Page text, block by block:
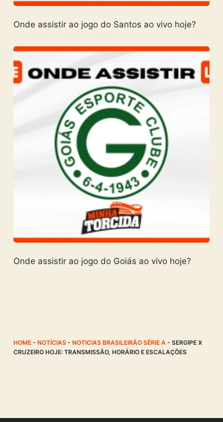
Onde assistir ao jogo do Santos ao vivo hoje?
Onde assistir ao jogo do Goiás ao vivo hoje?
HOME- NOTÍCIAS- NOTICIAS BRASILEIRÃO SÉRIE A - SERGIPE X
CRUZEIRO HOJE: TRANSMISSÃO, HORÁRIO E ESCALAÇÕES